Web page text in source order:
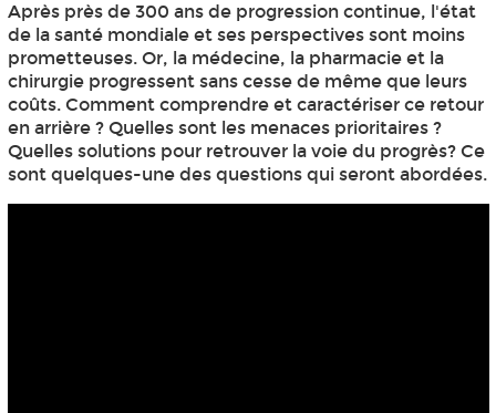
Après près de 300 ans de progression continue, l'état
de la santé mondiale et ses perspectives sont moins
prometteuses. Or, la médecine, la pharmacie et la
chirurgie progressent sans cesse de même que leurs
coûts. Comment comprendre et caractériser ce retour
en arrière ? Quelles sont les menaces prioritaires ?
Quelles solutions pour retrouver la voie du progrès? Ce
sont quelques-une des questions qui seront abordées.